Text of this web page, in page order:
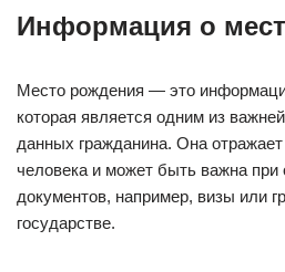
Информация о
Место рождения — это
которая является одним из
данных гражданина. Она
человека и может быть важна
документов, например, визы или
государстве.